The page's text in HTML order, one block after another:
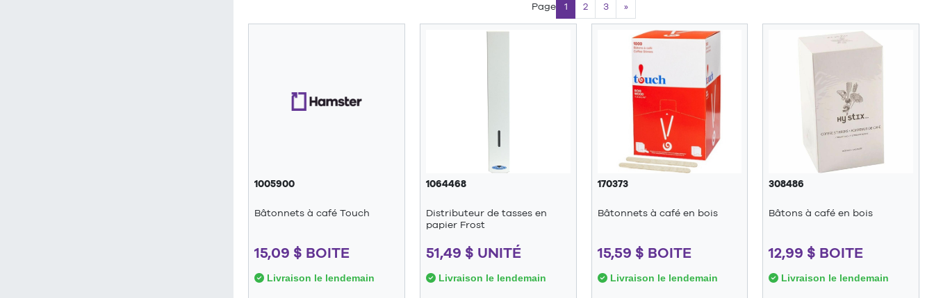
Page 1 2 3 »
1005900
Bâtonnets à café Touch
15,09 $ BOITE
Livraison le lendemain
1064468
Distributeur de tasses en
papier Frost
51,49 $ UNITÉ
Livraison le lendemain
170373
Bâtonnets à café en bois
15,59 $ BOITE
Livraison le lendemain
308486
Bâtons à café en bois
12,99 $ BOITE
Livraison le lendemain